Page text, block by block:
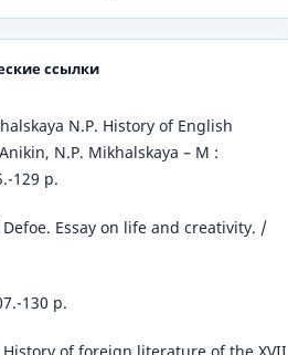
ссылки
N.P. History of English
N.P. Mikhalskaya – M :
129 p.
Essay on life and creativity. /
130 p.